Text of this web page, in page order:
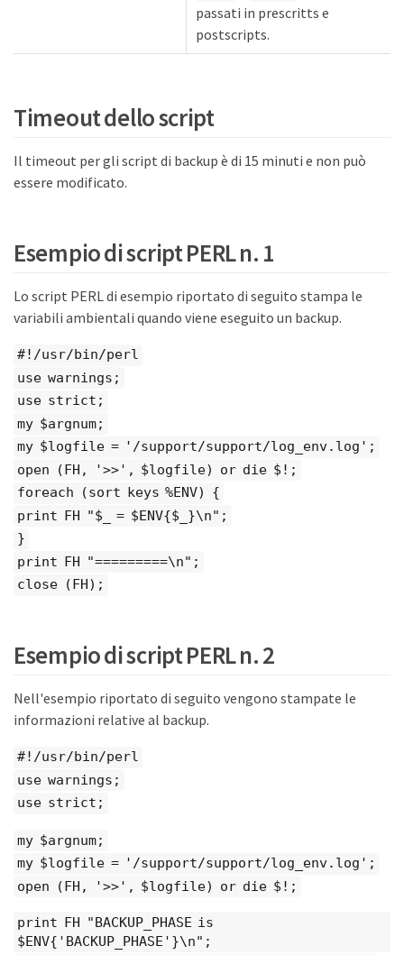
passati in prescritts e
postscripts.
Timeout dello script
Il timeout per gli script di backup è di 15 minuti e non può
essere modificato.
Esempio di script PERL n. 1
Lo script PERL di esempio riportato di seguito stampa le
variabili ambientali quando viene eseguito un backup.
#!/usr/bin/perl
use warnings;
use strict;
my $argnum;
my $logfile = '/support/support/log_env.log';
open (FH, '>>', $logfile) or die $!;
foreach (sort keys %ENV) {
print FH "$_ = $ENV{$_}\n";
}
print FH "=========\n";
close (FH);
Esempio di script PERL n. 2
Nell'esempio riportato di seguito vengono stampate le
informazioni relative al backup.
#!/usr/bin/perl
use warnings;
use strict;
my $argnum;
my $logfile = '/support/support/log_env.log';
open (FH, '>>', $logfile) or die $!;
print FH "BACKUP_PHASE is
$ENV{'BACKUP_PHASE'}\n";